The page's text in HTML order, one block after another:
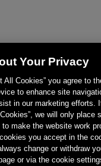
Your Privacy
All Cookies” you agree to
to enhance site
in our marketing efforts.
we will only place
make the website work
you accept in the
change or withdraw
or via the cookie